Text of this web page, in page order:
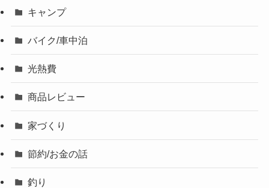
キャンプ
バイク/車中泊
光熱費
商品レビュー
家づくり
節約/お金の話
釣り